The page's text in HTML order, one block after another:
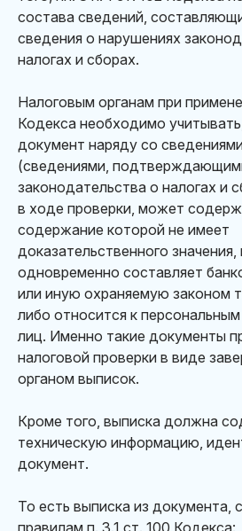
состава сведений,
сведения о нарушениях
налогах и сборах.
Налоговым органам при
Кодекса необходимо
документ наряду со
(сведениями,
законодательства о налогах и
в ходе проверки, может
содержание которой не имеет
доказательственного
одновременно составляет
или иную охраняемую законом
либо относится к
лиц. Именно такие документы
налоговой проверки в виде
органом выписок.
Кроме того, выписка должна
техническую информацию,
документ.
То есть выписка из документа,
правилам п. 3.1 ст. 100 Кодекса: